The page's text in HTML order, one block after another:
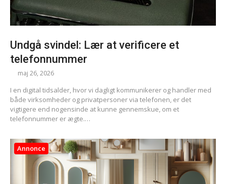
Undgå svindel: Lær at verificere et
telefonnummer
maj 26, 2026
I en digital tidsalder, hvor vi dagligt kommunikerer og handler med
både virksomheder og privatpersoner via telefonen, er det
vigtigere end nogensinde at kunne gennemskue, om et
telefonnummer er ægte.…
Annonce